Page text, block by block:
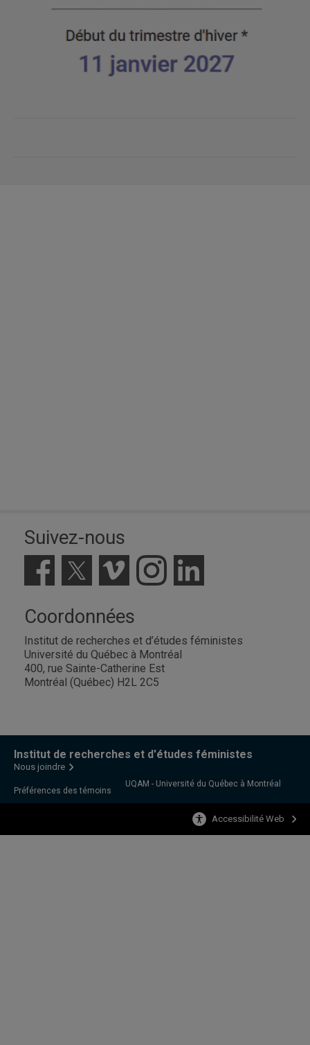
Suivez-nous
Coordonnées
Institut de recherches et d’études féministes
Université du Québec à Montréal
400, rue Sainte-Catherine Est
Montréal (Québec) H2L 2C5
Institut de recherches et d'études féministes
Nous joindre
Préférences des témoins
UQAM - Université du Québec à Montréal
Accessibilité Web